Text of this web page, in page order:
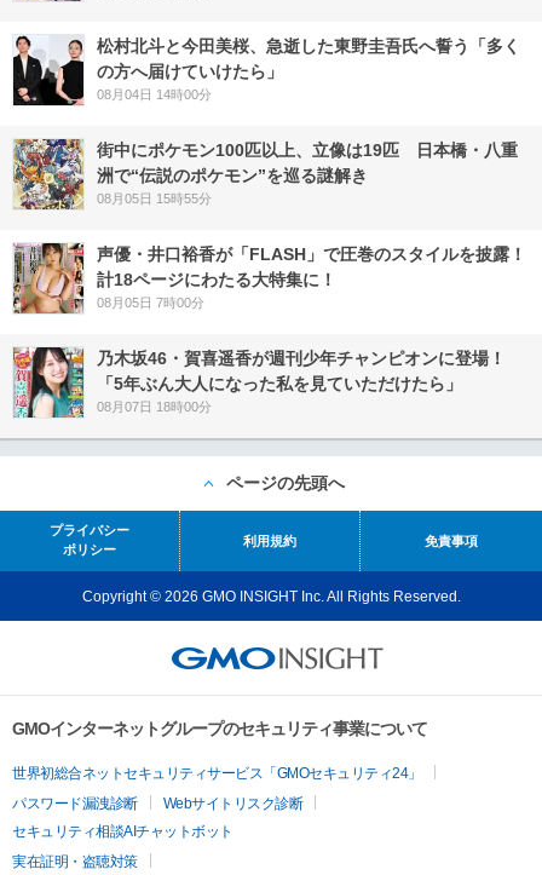
松村北斗と今田美桜、急逝した東野圭吾氏へ誓う「多く
の方へ届けていけたら」
08月04日 14時00分
街中にポケモン100匹以上、立像は19匹 日本橋・八重
洲で“伝説のポケモン”を巡る謎解き
08月05日 15時55分
声優・井口裕香が「FLASH」で圧巻のスタイルを披露！
計18ページにわたる大特集に！
08月05日 7時00分
乃木坂46・賀喜遥香が週刊少年チャンピオンに登場！
「5年ぶん大人になった私を見ていただけたら」
08月07日 18時00分
ページの先頭へ
プライバシー
ポリシー
利用規約 免責事項
Copyright © 2026 GMO INSIGHT Inc. All Rights Reserved.
GMOインターネットグループのセキュリティ事業について
世界初総合ネットセキュリティサービス「GMOセキュリティ24」
パスワード漏洩診断
Webサイトリスク診断
セキュリティ相談AIチャットボット
実在証明・盗聴対策